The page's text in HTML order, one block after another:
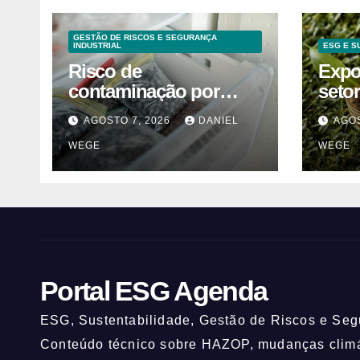
GESTÃO DE RISCOS E SEGURANÇA
INDUSTRIAL
Risco de
contaminação por
listeria suspende
venda de mirtilos em
fábricas da América do
Norte – Mix Vale
AGOSTO 7, 2026 DANIEL
WEGE
ESG E
WEGE
Portal ESG Agenda
ESG, Sustentabilidade, Gestão de Riscos e
Conteúdo técnico sobre HAZOP, mudanças